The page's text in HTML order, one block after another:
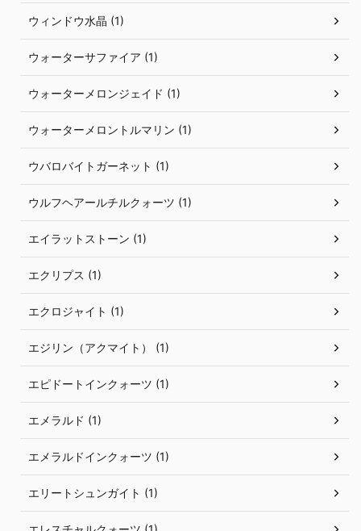
ウィンドウ水晶 (1)
ウォーターサファイア (1)
ウォーターメロンジェイド (1)
ウォーターメロントルマリン (1)
ウバロバイトガーネット (1)
ウルフヘアールチルクォーツ (1)
エイラットストーン (1)
エクリプス (1)
エクロジャイト (1)
エジリン（アクマイト） (1)
エピドートインクォーツ (1)
エメラルド (1)
エメラルドインクォーツ (1)
エリートシュンガイト (1)